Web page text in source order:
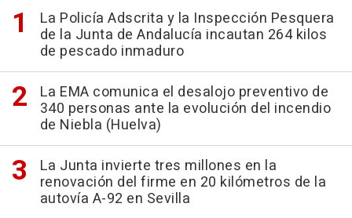
La Policía Adscrita y la Inspección Pesquera
de la Junta de Andalucía incautan 264 kilos
de pescado inmaduro
La EMA comunica el desalojo preventivo de
340 personas ante la evolución del incendio
de Niebla (Huelva)
La Junta invierte tres millones en la
renovación del firme en 20 kilómetros de la
autovía A-92 en Sevilla